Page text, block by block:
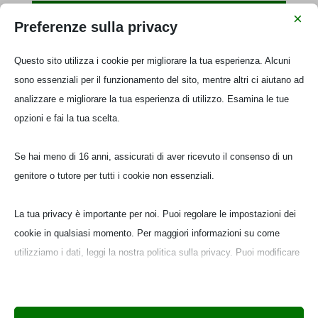
A cura di: Rosa
per trasformare il mondo e abbiamo
il compito di sostenerli lungo il
valorizzare le risorse del nostro
comunità locale, per promuove la
riflessione sull'importanza e la
Partendo dagli articoli della
Preferenze sulla privacy ×
Questo sito utilizza i cookie per migliorare la tua esperienza. Alcuni
sono essenziali per il funzionamento del sito, mentre altri ci aiutano ad
analizzare e migliorare la tua esperienza di utilizzo. Esamina le tue
opzioni e fai la tua scelta.
Se hai meno di 16 anni, assicurati di aver ricevuto il consenso di un
genitore o tutore per tutti i cookie non essenziali.
La tua privacy è importante per noi. Puoi regolare le impostazioni dei
cookie in qualsiasi momento. Per maggiori informazioni su come
utilizziamo i dati, leggi la nostra politica sulla privacy. Puoi modificare